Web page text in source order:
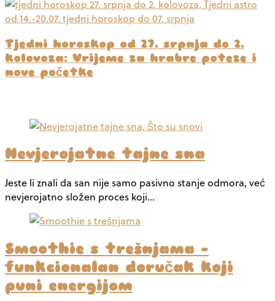
Tjedni horoskop od 27. srpnja do 2.
kolovoza: Vrijeme za hrabre poteze i
nove početke
Nevjerojatne tajne sna
Jeste li znali da san nije samo pasivno stanje odmora, već
nevjerojatno složen proces koji…
Smoothie s trešnjama –
funkcionalan doručak koji
puni energijom